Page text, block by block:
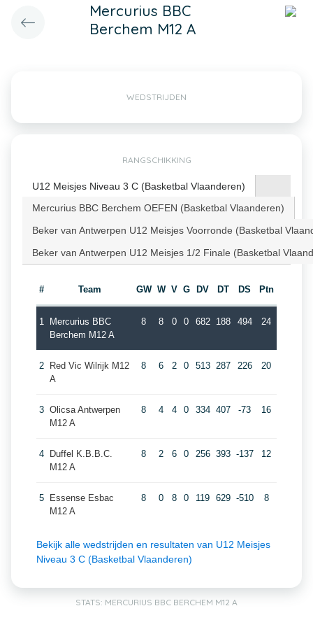
Mercurius BBC
Berchem M12 A
WEDSTRIJDEN
RANGSCHIKKING
U12 Meisjes Niveau 3 C (Basketbal Vlaanderen)
Mercurius BBC Berchem OEFEN (Basketbal Vlaanderen)
Beker van Antwerpen U12 Meisjes Voorronde (Basketbal
Beker van Antwerpen U12 Meisjes 1/2 Finale (Basketbal
# Team GW W V G DV DT DS Ptn
1
Mercurius BBC
Berchem M12 A
8 8 0 0 682 188 494 24
2
Red Vic Wilrijk M12
A
8 6 2 0 513 287 226 20
3 Olicsa Antwerpen
M12 A
8 4 4 0 334 407 -73 16
4
Duffel K.B.B.C.
M12 A
8 2 6 0 256 393 -137 12
5
Essense Esbac
M12 A
8 0 8 0 119 629 -510 8
Bekijk alle wedstrijden en resultaten van U12 Meisjes
Niveau 3 C (Basketbal Vlaanderen)
STATS: MERCURIUS BBC BERCHEM M12 A